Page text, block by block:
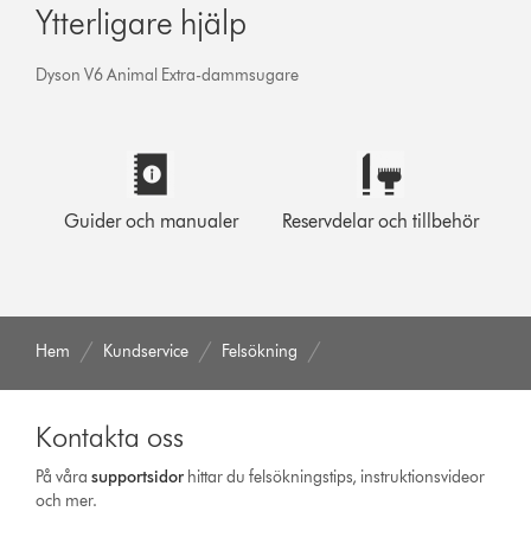
Ytterligare hjälp
Dyson V6 Animal Extra-dammsugare
Guider och manualer Reservdelar och tillbehör
Hem Kundservice Felsökning
Kontakta oss
På vårasupport­sidor hittar du felsökningstips, instruktionsvideor
och mer.